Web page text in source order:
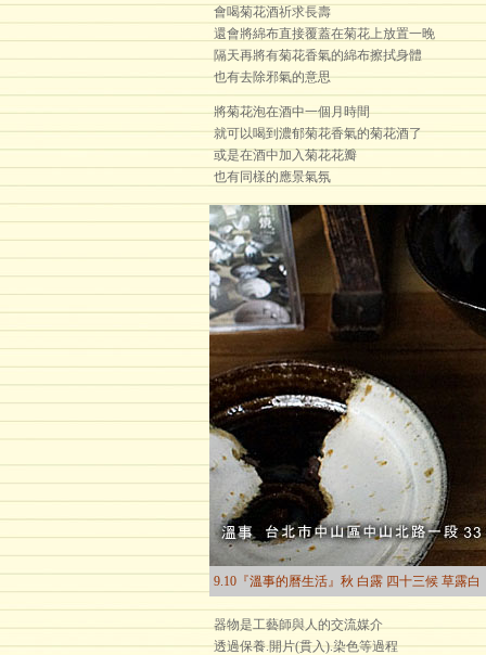
會喝菊花酒祈求長壽
還會將綿布直接覆蓋在菊花上放置一晚
隔天再將有菊花香氣的綿布擦拭身體
也有去除邪氣的意思
將菊花泡在酒中一個月時間
就可以喝到濃郁菊花香氣的菊花酒了
或是在酒中加入菊花花瓣
也有同樣的應景氣氛
9.10『溫事的曆生活』秋 白露 四十三候 草露白
器物是工藝師與人的交流媒介
透過保養.開片(貫入).染色等過程